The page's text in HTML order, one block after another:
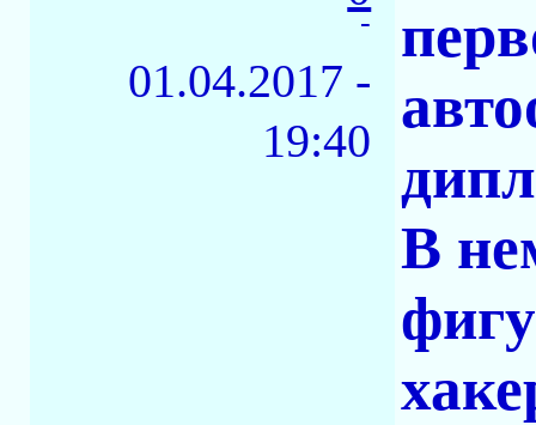
-
01.04.2017 -
19:40
В